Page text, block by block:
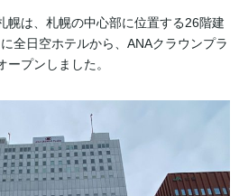
幌は、札幌の中心部に位置する26階建
全日空ホテルから、ANAクラウンプラ
プンしました。